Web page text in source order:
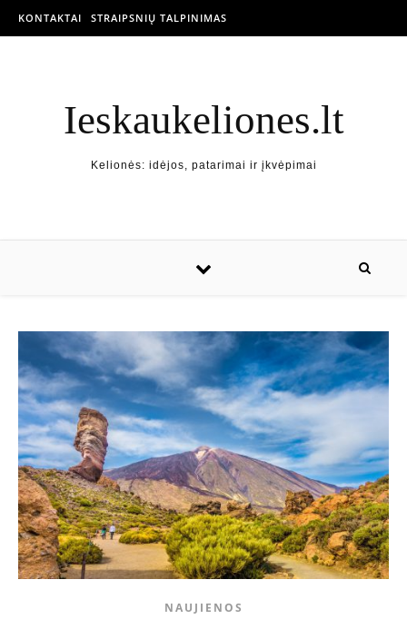
KONTAKTAI STRAIPSNIŲ TALPINIMAS
Ieskaukeliones.lt
Kelionės: idėjos, patarimai ir įkvėpimai
NAUJIENOS